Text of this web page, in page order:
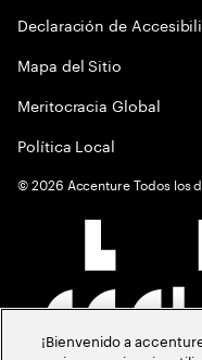
Declaración de
Mapa del Sitio
Meritocracia Global
Política Local
©2026 Accenture Todos los
¡Bienvenido a